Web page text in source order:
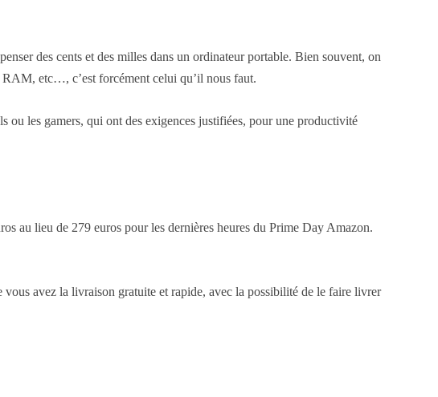
des cents et des milles dans un ordinateur portable. Bien souvent, on
RAM, etc…, c’est forcément celui qu’il nous faut.
ou les gamers, qui ont des exigences justifiées, pour une productivité
au lieu de 279 euros pour les dernières heures du Prime Day Amazon.
avez la livraison gratuite et rapide, avec la possibilité de le faire livrer